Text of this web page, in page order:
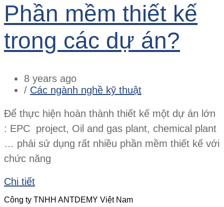
Phần mềm thiết kế
trong các dự án?
8 years ago
/ Các ngành nghề kỹ thuật
Để thực hiện hoàn thành thiết kế một dự án lớn
: EPC project, Oil and gas plant, chemical plant
… phải sử dụng rất nhiều phần mềm thiết kế với
chức năng
Chi tiết
Công ty TNHH ANTDEMY Việt Nam